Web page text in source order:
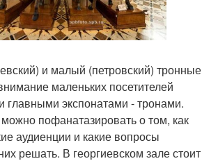
и малый (петровский) тронные
маленьких посетителей
главными экспонатами - тронами.
пофанатазировать о том, как
аудиенции и какие вопросы
решать. В георгиевском зале стоит